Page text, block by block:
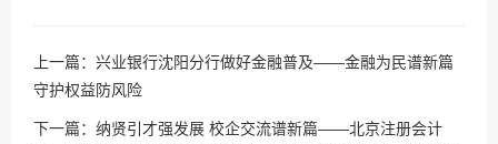
上一篇： 兴业银行沈阳分行做好金融普及——金融为民谱新篇
守护权益防风险
下一篇： 纳贤引才强发展 校企交流谱新篇——北京注册会计